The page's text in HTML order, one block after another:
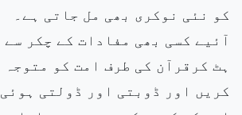
کو نئی نوکری بھی مل جاتی ہے۔
آئیے کسی بھی مفادات کے چکر سے
ہٹ کرقرآن کی طرف امت کو متوجہ
کریں اور ڈوبتی اور ڈولتی ہوئی